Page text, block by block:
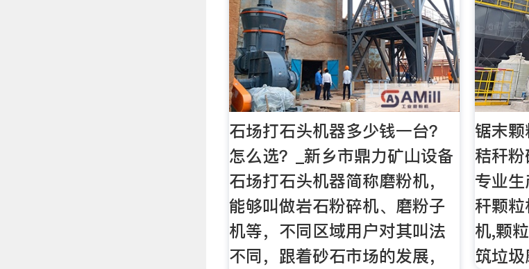
石场打石头机器多少钱一台？
怎么选？_新乡市鼎力矿山设备
石场打石头机器简称磨粉机，
能够叫做岩石粉碎机、磨粉子
机等，不同区域用户对其叫法
不同，跟着砂石市场的发展，
锯末
秸秆
专业
秆颗
机,颗
筑垃